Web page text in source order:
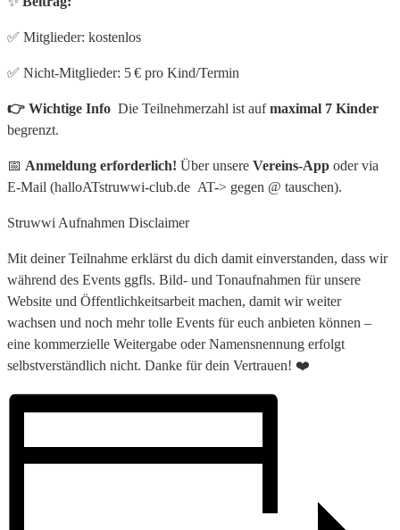
✅ Mitglieder: kostenlos
✅ Nicht‑Mitglieder: 5 € pro Kind/Termin
👉 Wichtige Info Die Teilnehmerzahl ist aufmaximal 7 Kinder
begrenzt.
📅 Anmeldung erforderlich! Über unsere Vereins-App oder via
E-Mail (halloATstruwwi-club.de AT-> gegen @ tauschen).
Struwwi Aufnahmen Disclaimer
Mit deiner Teilnahme erklärst du dich damit einverstanden, dass wir
während des Events ggfls. Bild- und Tonaufnahmen für unsere
Website und Öffentlichkeitsarbeit machen, damit wir weiter
wachsen und noch mehr tolle Events für euch anbieten können –
eine kommerzielle Weitergabe oder Namensnennung erfolgt
selbstverständlich nicht. Danke für dein Vertrauen! ❤️